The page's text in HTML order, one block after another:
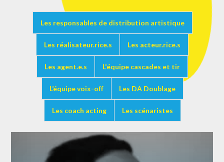
Les responsables de distribution artistique
Les réalisateur.rice.s Les acteur.rice.s
Les agent.e.s L'équipe cascades et tir
L’équipe voix-off Les DA Doublage
Les coach acting Les scénaristes